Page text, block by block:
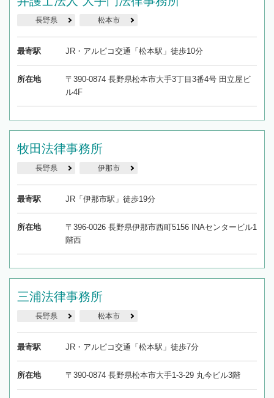
長野県 松本市
最寄駅 JR・アルピコ交通「松本駅」徒歩10分
所在地
〒390-0874 長野県松本市大手3丁目3番4号 田立屋ビ
ル4F
牧田法律事務所
長野県 伊那市
最寄駅 JR「伊那市駅」徒歩19分
所在地
〒396-0026 長野県伊那市西町5156 INAセンタービル1
階西
三浦法律事務所
長野県 松本市
最寄駅 JR・アルピコ交通「松本駅」徒歩7分
所在地 〒390-0874 長野県松本市大手1-3-29 丸今ビル3階